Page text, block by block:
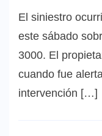
El siniestro
este sábado
3000. El
cuando fue
intervención […]